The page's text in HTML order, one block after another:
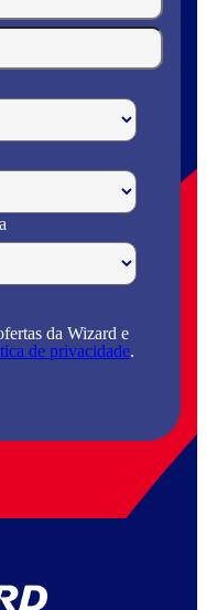
da Wizard e
de privacidade.